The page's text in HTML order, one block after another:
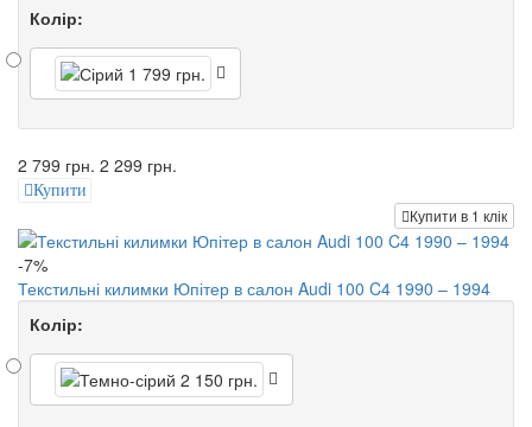
Колір:
2 799 грн. 2 299 грн.
Купити
Купити в 1 клік
-7%
Текстильні килимки Юпітер в салон Audi 100 C4 1990 – 1994
Колір: